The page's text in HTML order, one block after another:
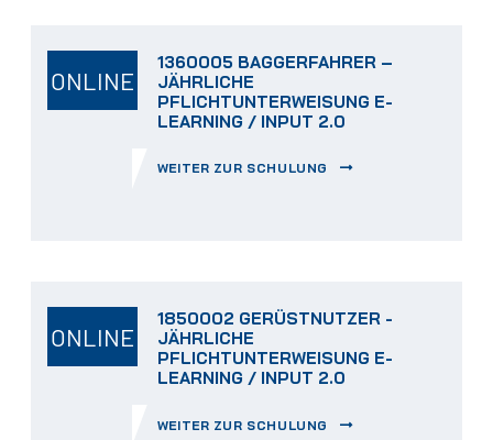
ONLINE
1360005 BAGGERFAHRER –
JÄHRLICHE
PFLICHTUNTERWEISUNG E-
LEARNING / INPUT 2.0
WEITER ZUR SCHULUNG
ONLINE
1850002 GERÜSTNUTZER -
JÄHRLICHE
PFLICHTUNTERWEISUNG E-
LEARNING / INPUT 2.0
WEITER ZUR SCHULUNG